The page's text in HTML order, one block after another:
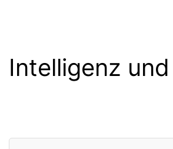
Intelligenz